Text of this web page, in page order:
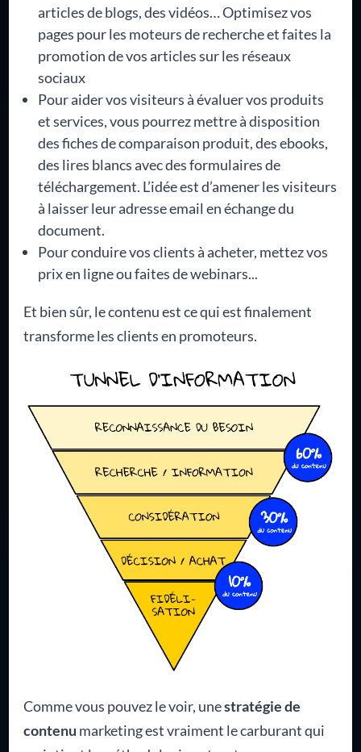
articles de blogs, des vidéos… Optimisez vos
pages pour les moteurs de recherche et faites la
promotion de vos articles sur les réseaux
sociaux
Pour aider vos visiteurs à évaluer vos produits
et services, vous pourrez mettre à disposition
des fiches de comparaison produit, des ebooks,
des lires blancs avec des formulaires de
téléchargement. L’idée est d’amener les visiteurs
à laisser leur adresse email en échange du
document.
Pour conduire vos clients à acheter, mettez vos
prix en ligne ou faites de webinars...
Et bien sûr, le contenu est ce qui est finalement
transforme les clients en promoteurs.
Comme vous pouvez le voir, unestratégie de
contenu marketing est vraiment le carburant qui